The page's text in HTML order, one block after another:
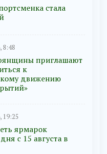
стала
8:48
приглашают
к
движению
19:25
ярмарок
с 15 августа в